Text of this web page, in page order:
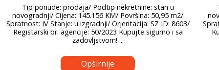
Tip ponude: prodaja/ Podtip nekretnine: stan u
novogradnji/ Cijena: 145.156 KM/ Površina: 50,95 m2/
Spratnost: IV Stanje: u izgradnji/ Orjentacija: SZ ID: 8603/
Registarski br. agencije: 50/2023 Kupujte sigurno i sa
zadovljstvom! ...
Opširnije